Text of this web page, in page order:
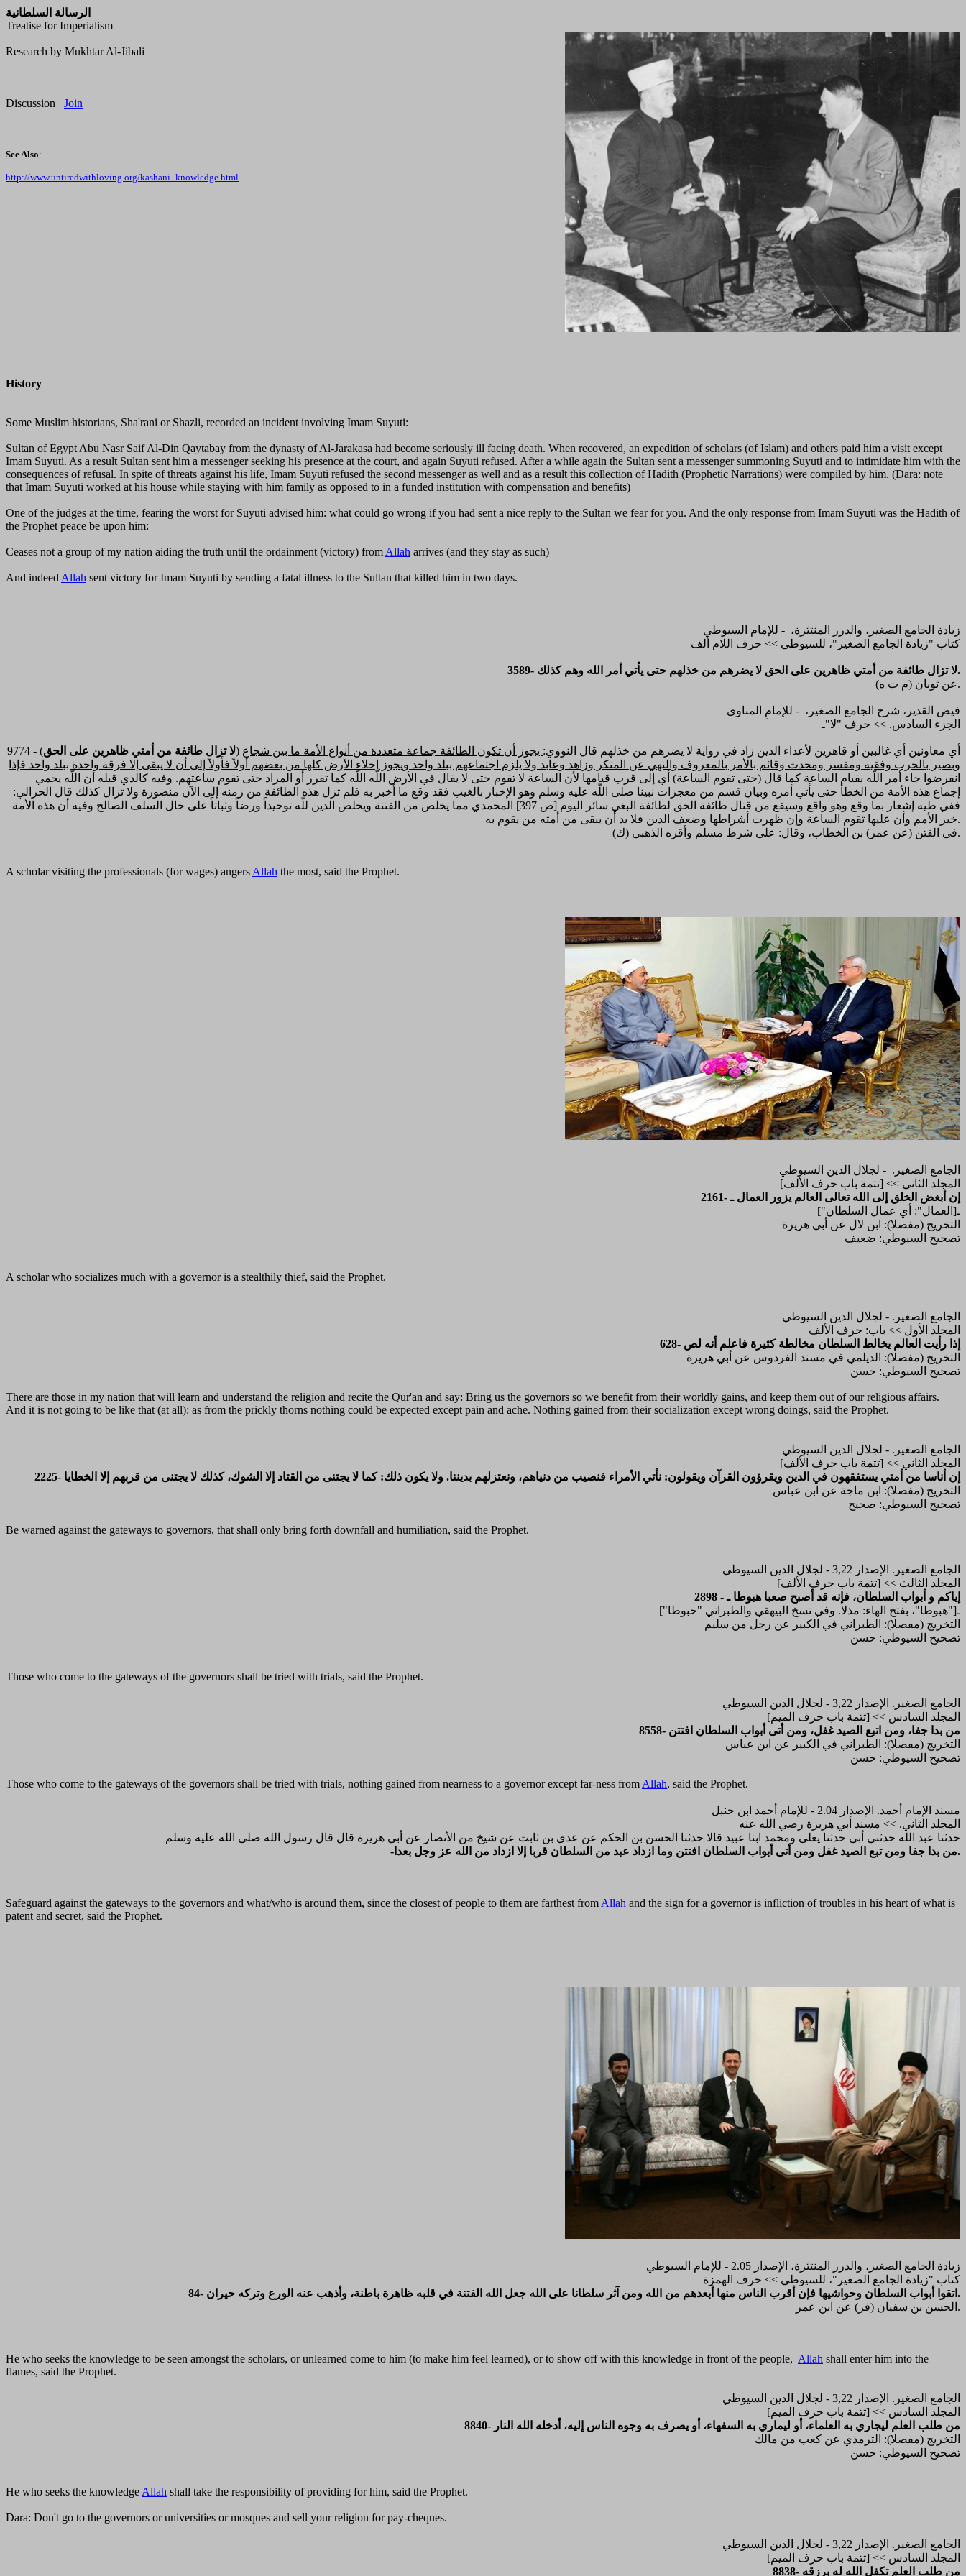
الرسالة السلطانية
Treatise for Imperialism
Research by Mukhtar Al-Jibali
Discussion Join
See Also:
http://www.untiredwithloving.org/kashani_knowledge.html
History
Some Muslim historians, Sha'rani or Shazli, recorded an incident involving Imam Suyuti:
Sultan of Egypt Abu Nasr Saif Al-Din Qaytabay from the dynasty of Al-Jarakasa had become seriously ill facing death. When recovered, an expedition of scholars (of Islam) and others paid him a visit except
Imam Suyuti. As a result Sultan sent him a messenger seeking his presence at the court, and again Suyuti refused. After a while again the Sultan sent a messenger summoning Suyuti and to intimidate him with the
consequences of refusal. In spite of threats against his life, Imam Suyuti refused the second messenger as well and as a result this collection of Hadith (Prophetic Narrations) were compiled by him. (Dara: note
that Imam Suyuti worked at his house while staying with him family as opposed to in a funded institution with compensation and benefits)
One of the judges at the time, fearing the worst for Suyuti advised him: what could go wrong if you had sent a nice reply to the Sultan we fear for you. And the only response from Imam Suyuti was the Hadith of
the Prophet peace be upon him:
Ceases not a group of my nation aiding the truth until the ordainment (victory) from Allah arrives (and they stay as such)
And indeed Allah sent victory for Imam Suyuti by sending a fatal illness to the Sultan that killed him in two days.
زيادة الجامع الصغير، والدرر المنتثرة، - للإمام السيوطي
كتاب "زيادة الجامع الصغير"، للسيوطي >> حرف اللام ألف
3589- لا تزال طائفة من أمتي ظاهرين على الحق لا يضرهم من خذلهم حتى يأتي أمر الله وهم كذلك.
(م ت ه) عن ثوبان.
فيض القدير، شرح الجامع الصغير، - للإمامِ المناوي
الجزء السادس. >> حرف "لا"ـ
9774 - (لا تزال طائفة من أمتي ظاهرين على الحق ) أي معاونين أي غالبين أو قاهرين لأعداء الدين زاد في رواية لا يضرهم من خذلهم قال النووي: يجوز أن تكون الطائفة جماعة متعددة من أنواع الأمة ما بين شجاع
وبصير بالحرب وفقيه ومفسر ومحدث وقائم بالأمر بالمعروف والنهي عن المنكر وزاهد وعابد ولا يلزم اجتماعهم ببلد واحد ويجوز إخلاء الأرض كلها من بعضهم أولاً فأولاً إلى أن لا يبقى إلا فرقة واحدة ببلد واحد فإذا
انقرضوا جاء أمر اللّه بقيام الساعة كما قال (حتى تقوم الساعة) أي إلى قرب قيامها لأن الساعة لا تقوم حتى لا يقال في الأرض اللّه اللّه كما تقرر أو المراد حتى تقوم ساعتهم. وفيه كالذي قبله أن اللّه يحمي
إجماع هذه الأمة من الخطأ حتى يأتي أمره وبيان قسم من معجزات نبينا صلى اللّه عليه وسلم وهو الإخبار بالغيب فقد وقع ما أخبر به فلم تزل هذه الطائفة من زمنه إلى الآن منصورة ولا تزال كذلك قال الحرالي:
ففي طيه إشعار بما وقع وهو واقع وسيقع من قتال طائفة الحق لطائفة البغي سائر اليوم [ص 397] المحمدي مما يخلص من الفتنة ويخلص الدين للّه توحيداً ورضاً وثباتاً على حال السلف الصالح وفيه أن هذه الأمة
خير الأمم وأن عليها تقوم الساعة وإن ظهرت أشراطها وضعف الدين فلا بد أن يبقى من أمته من يقوم به.
(ك) في الفتن (عن عمر) بن الخطاب، وقال: على شرط مسلم وأقره الذهبي.
A scholar visiting the professionals (for wages) angers Allah the most, said the Prophet.
الجامع الصغير. - لجلال الدين السيوطي
المجلد الثاني >> [تتمة باب حرف الألف]
2161- إن أبغض الخلق إلى الله تعالى العالم يزور العمال ـ
["العمال": أي عمال السلطان]ـ
التخريج (مفصلا): ابن لال عن أبي هريرة
تصحيح السيوطي: ضعيف
A scholar who socializes much with a governor is a stealthily thief, said the Prophet.
الجامع الصغير. - لجلال الدين السيوطي
المجلد الأول >> باب: حرف الألف
628- إذا رأيت العالم يخالط السلطان مخالطة كثيرة فاعلم أنه لص
التخريج (مفصلا): الديلمي في مسند الفردوس عن أبي هريرة
تصحيح السيوطي: حسن
There are those in my nation that will learn and understand the religion and recite the Qur'an and say: Bring us the governors so we benefit from their worldly gains, and keep them out of our religious affairs.
And it is not going to be like that (at all): as from the prickly thorns nothing could be expected except pain and ache. Nothing gained from their socialization except wrong doings, said the Prophet.
الجامع الصغير. - لجلال الدين السيوطي
المجلد الثاني >> [تتمة باب حرف الألف]
2225- إن أناسا من أمتي يستفقهون في الدين ويقرؤون القرآن ويقولون: نأتي الأمراء فنصيب من دنياهم، ونعتزلهم بديننا. ولا يكون ذلك: كما لا يجتنى من القتاد إلا الشوك، كذلك لا يجتنى من قربهم إلا الخطايا
التخريج (مفصلا): ابن ماجة عن ابن عباس
تصحيح السيوطي: صحيح
Be warned against the gateways to governors, that shall only bring forth downfall and humiliation, said the Prophet.
الجامع الصغير. الإصدار 3,22 - لجلال الدين السيوطي
المجلد الثالث >> [تتمة باب حرف الألف]
2898 - إياكم و أبواب السلطان، فإنه قد أصبح صعبا هبوطا ـ
["هبوطا"، بفتح الهاء: مذلا. وفي نسخ البيهقي والطبراني "حبوطا"]ـ
التخريج (مفصلا): الطبراني في الكبير عن رجل من سليم
تصحيح السيوطي: حسن
Those who come to the gateways of the governors shall be tried with trials, said the Prophet.
الجامع الصغير. الإصدار 3,22 - لجلال الدين السيوطي
المجلد السادس >> [تتمة باب حرف الميم]
8558- من بدا جفا، ومن اتبع الصيد غفل، ومن أتى أبواب السلطان افتتن
التخريج (مفصلا): الطبراني في الكبير عن ابن عباس
تصحيح السيوطي: حسن
Those who come to the gateways of the governors shall be tried with trials, nothing gained from nearness to a governor except far-ness from Allah, said the Prophet.
مسند الإمام أحمد. الإصدار 2.04 - للإمام أحمد ابن حنبل
المجلد الثاني. >> مسند أبي هريرة رضي الله عنه
حدثنا عبد الله حدثني أبي حدثنا يعلى ومحمد ابنا عبيد قالا حدثنا الحسن بن الحكم عن عدي بن ثابت عن شيخ من الأنصار عن أبي هريرة قال قال رسول الله صلى الله عليه وسلم
-من بدا جفا ومن تبع الصيد غفل ومن أتى أبواب السلطان افتتن وما ازداد عبد من السلطان قربا إلا ازداد من الله عز وجل بعدا.
Safeguard against the gateways to the governors and what/who is around them, since the closest of people to them are farthest from Allah and the sign for a governor is infliction of troubles in his heart of what is
patent and secret, said the Prophet.
زيادة الجامع الصغير، والدرر المنتثرة، الإصدار 2.05 - للإمام السيوطي
كتاب "زيادة الجامع الصغير"، للسيوطي >> حرف الهمزة
84- اتقوا أبواب السلطان وحواشيها فإن أقرب الناس منها أبعدهم من الله ومن آثر سلطانا على الله جعل الله الفتنة في قلبه ظاهرة باطنة، وأذهب عنه الورع وتركه حيران.
الحسن بن سفيان (فر) عن ابن عمر.
He who seeks the knowledge to be seen amongst the scholars, or unlearned come to him (to make him feel learned), or to show off with this knowledge in front of the people, Allah shall enter him into the
flames, said the Prophet.
الجامع الصغير. الإصدار 3,22 - لجلال الدين السيوطي
المجلد السادس >> [تتمة باب حرف الميم]
8840- من طلب العلم ليجاري به العلماء، أو ليماري به السفهاء، أو يصرف به وجوه الناس إليه، أدخله الله النار
التخريج (مفصلا): الترمذي عن كعب من مالك
تصحيح السيوطي: حسن
He who seeks the knowledge Allah shall take the responsibility of providing for him, said the Prophet.
Dara: Don't go to the governors or universities or mosques and sell your religion for pay-cheques.
الجامع الصغير. الإصدار 3,22 - لجلال الدين السيوطي
المجلد السادس >> [تتمة باب حرف الميم]
8838- من طلب العلم تكفل الله له برزقه